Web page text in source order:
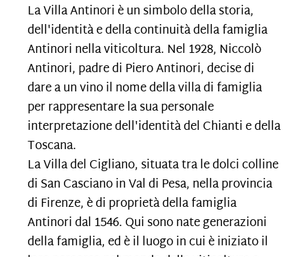
La Villa Antinori è un simbolo della storia,
dell'identità e della continuità della famiglia
Antinori nella viticoltura. Nel 1928, Niccolò
Antinori, padre di Piero Antinori, decise di
dare a un vino il nome della villa di famiglia
per rappresentare la sua personale
interpretazione dell'identità del Chianti e della
Toscana.
La Villa del Cigliano, situata tra le dolci colline
di San Casciano in Val di Pesa, nella provincia
di Firenze, è di proprietà della famiglia
Antinori dal 1546. Qui sono nate generazioni
della famiglia, ed è il luogo in cui è iniziato il